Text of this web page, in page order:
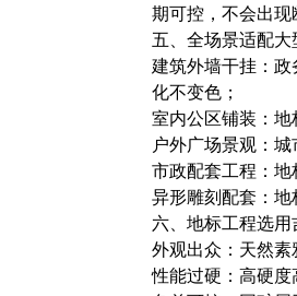
期可控，不会出
五、全场景适配
建筑外墙干挂 ：
化不变色；
室内公区铺装 ：
户外广场景观 ：
市政配套工程 ：
异形雕刻配套 ：
六、地标工程选
外观出众 ：天然
性能过硬 ：高硬